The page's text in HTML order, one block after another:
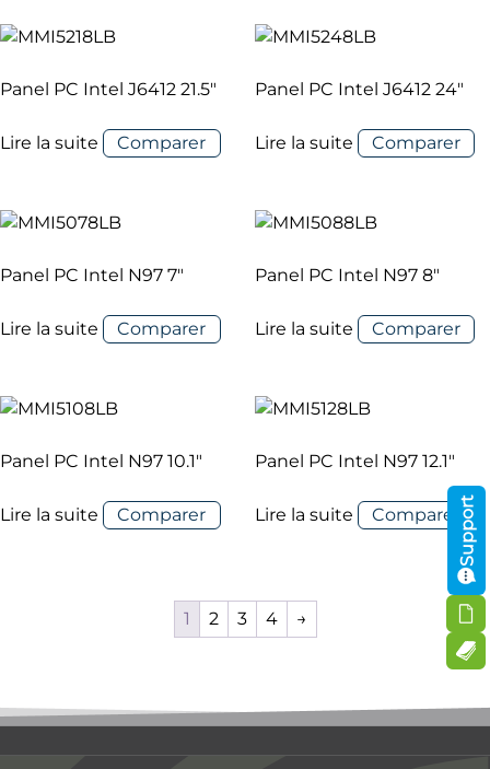
Panel PC Intel J6412 21.5″
Lire la suite Comparer
Panel PC Intel J6412 24″
Lire la suite Comparer
Panel PC Intel N97 7″
Lire la suite Comparer
Panel PC Intel N97 8″
Lire la suite Comparer
Panel PC Intel N97 10.1″
Lire la suite Comparer
Panel PC Intel N97 12.1″
Lire la suite Comparer
1 2 3 4 →
Support